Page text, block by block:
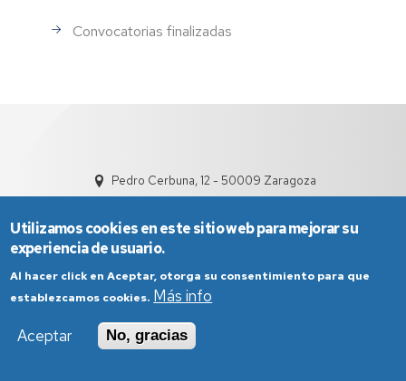
Convocatorias finalizadas
Pedro Cerbuna, 12 - 50009 Zaragoza
Política de Privacidad
Utilizamos cookies en este sitio web para mejorar su
experiencia de usuario.
Al hacer click en Aceptar, otorga su consentimiento para que
establezcamos cookies. Más info
Aceptar
No, gracias